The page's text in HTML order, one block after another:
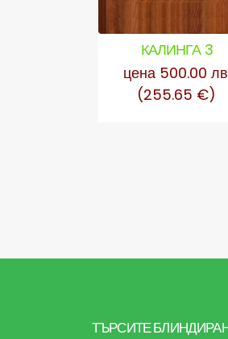
КАЛИНГА 3
цена 500.00
(255.65 €)
ТЪРСИТЕ